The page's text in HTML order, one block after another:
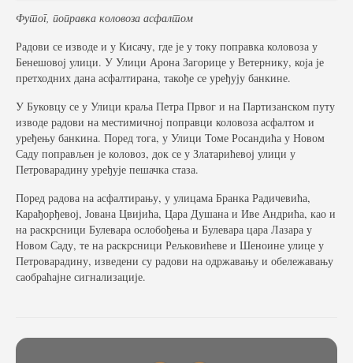
Футог, поправка коловоза асфалтом
Радови се изводе и у Кисачу, где је у току поправка коловоза у
Бенешовој улици. У Улици Арона Загорице у Ветернику, која је
претходних дана асфалтирана, такође се уређују банкине.
У Буковцу се у Улици краља Петра Првог и на Партизанском путу
изводе радови на местимичној поправци коловоза асфалтом и
уређењу банкина. Поред тога, у Улици Томе Росандића у Новом
Саду поправљен је коловоз, док се у Златарићевој улици у
Петроварадину уређује пешачка стаза.
Поред радова на асфалтирању, у улицама Бранка Радичевића,
Карађорђевој, Јована Цвијића, Цара Душана и Иве Андрића, као и
на раскрсници Булевара ослобођења и Булевара цара Лазара у
Новом Саду, те на раскрсници Рељковићеве и Шеноине улице у
Петроварадину, изведени су радови на одржавању и обележавању
саобраћајне сигнализације.